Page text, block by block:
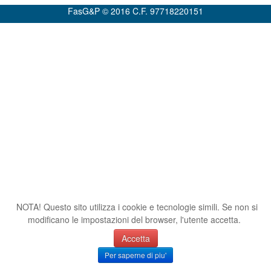
FasG&P © 2016 C.F. 97718220151
NOTA! Questo sito utilizza i cookie e tecnologie simili. Se non si
modificano le impostazioni del browser, l'utente accetta.
Accetta
Per saperne di piu'